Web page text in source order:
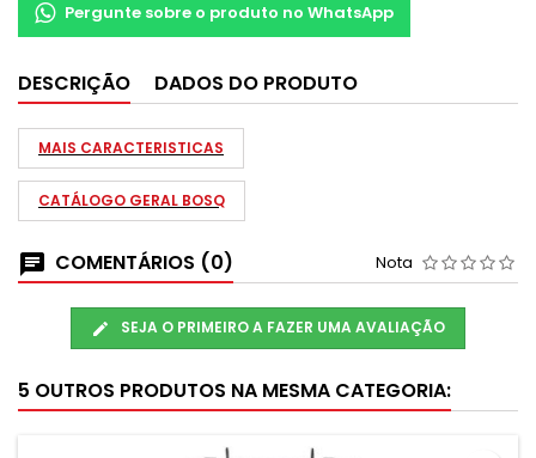
Pergunte sobre o produto no WhatsApp
DESCRIÇÃO DADOS DO PRODUTO
MAIS CARACTERISTICAS
CATÁLOGO GERAL BOSQ
COMENTÁRIOS (0) Nota
SEJA O PRIMEIRO A FAZER UMA AVALIAÇÃO
5 OUTROS PRODUTOS NA MESMA CATEGORIA: